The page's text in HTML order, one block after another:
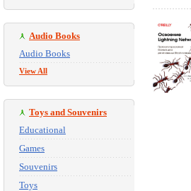
Audio Books
Audio Books
View All
Toys and Souvenirs
Educational
Games
Souvenirs
Toys